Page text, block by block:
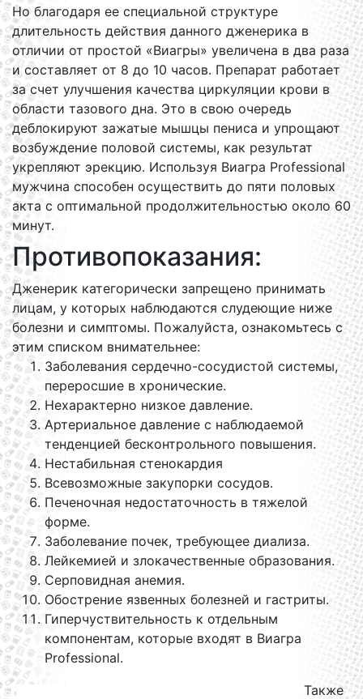
Но благодаря ее специальной структуре
длительность действия данного дженерика в
отличии от простой «Виагры» увеличена в два раза
и составляет от 8 до 10 часов. Препарат работает
за счет улучшения качества циркуляции крови в
области тазового дна. Это в свою очередь
деблокируют зажатые мышцы пениса и упрощают
возбуждение половой системы, как результат
укрепляют эрекцию. Используя Виагра Professional
мужчина способен осуществить до пяти половых
акта с оптимальной продолжительностью около 60
минут.
Противопоказания:
Дженерик категорически запрещено принимать
лицам, у которых наблюдаются слудеющие ниже
болезни и симптомы. Пожалуйста, ознакомьтесь с
этим списком внимательнее:
Заболевания сердечно-сосудистой системы,
переросшие в хронические.
Нехарактерно низкое давление.
Артериальное давление с наблюдаемой
тенденцией бесконтрольного повышения.
Нестабильная стенокардия
Всевозможные закупорки сосудов.
Печеночная недостаточность в тяжелой
форме.
Заболевание почек, требующее диализа.
Лейкемией и злокачественные образования.
Серповидная анемия.
Обострение язвенных болезней и гастриты.
Гиперчуствительность к отдельным
компонентам, которые входят в Виагра
Professional.
Также